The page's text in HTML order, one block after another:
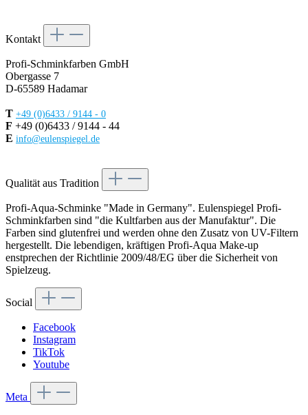
Kontakt
Profi-Schminkfarben GmbH
Obergasse 7
D-65589 Hadamar
T +49 (0)6433 / 9144 - 0
F +49 (0)6433 / 9144 - 44
E info@eulenspiegel.de
Qualität aus Tradition
Profi-Aqua-Schminke "Made in Germany". Eulenspiegel Profi-
Schminkfarben sind "die Kultfarben aus der Manufaktur". Die
Farben sind glutenfrei und werden ohne den Zusatz von UV-Filtern
hergestellt. Die lebendigen, kräftigen Profi-Aqua Make-up
enstprechen der Richtlinie 2009/48/EG über die Sicherheit von
Spielzeug.
Social
Facebook
Instagram
TikTok
Youtube
Meta